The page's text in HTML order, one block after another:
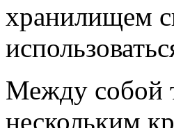
хранилищем
Между собой
нескольким